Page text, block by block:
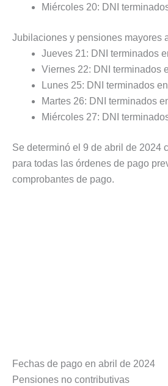
Miércoles 20: DNI
Jubilaciones y pensiones mayores
Jueves 21: DNI terminados
Viernes 22: DNI terminados
Lunes 25: DNI terminados
Martes 26: DNI terminados
Miércoles 27: DNI
Se determinó el 9 de abril de 2024
para todas las órdenes de pago
comprobantes de pago.
Fechas de pago en abril de 2024
Pensiones no contributivas